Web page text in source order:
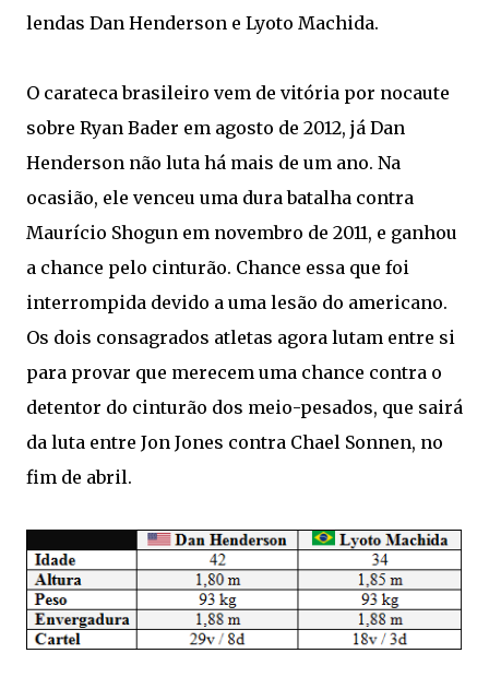
lendas Dan Henderson e Lyoto Machida.
O carateca brasileiro vem de vitória por nocaute
sobre Ryan Bader em agosto de 2012, já Dan
Henderson não luta há mais de um ano. Na
ocasião, ele venceu uma dura batalha contra
Maurício Shogun em novembro de 2011, e ganhou
a chance pelo cinturão. Chance essa que foi
interrompida devido a uma lesão do americano.
Os dois consagrados atletas agora lutam entre si
para provar que merecem uma chance contra o
detentor do cinturão dos meio-pesados, que sairá
da luta entre Jon Jones contra Chael Sonnen, no
fim de abril.